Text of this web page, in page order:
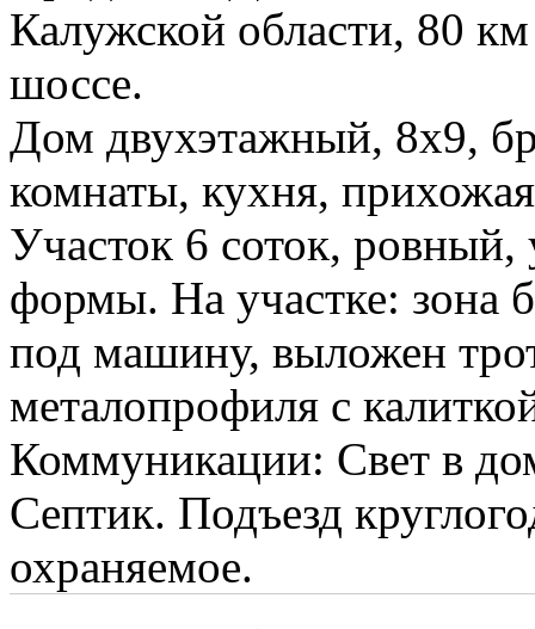
Калужской области, 80
шоссе.
Дом двухэтажный, 8х9,
комнаты, кухня,
Участок 6 соток,
формы. На участке: зона
под машину, выложен
металопрофиля с
Коммуникации: Свет в
Септик. Подъезд
охраняемое.